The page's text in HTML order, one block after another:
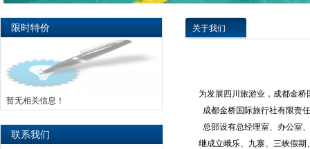
限时特价
暂无相关信息！
联系我们
关于我们
为发展四川旅游业，成都金
成都金桥国际旅行社有限责
总部设有总经理室、办公室
继成立峨乐、九寨、三峡假期